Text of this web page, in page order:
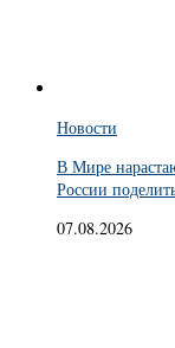
Новости
В Мире
России
07.08.2026